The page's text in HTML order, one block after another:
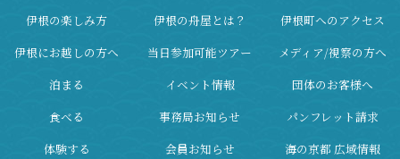
伊根の楽しみ方
伊根にお越しの方へ
泊まる
食べる
体験する
伊根の舟屋とは？
当日参加可能ツアー
イベント情報
事務局お知らせ
会員お知らせ
伊根町へのアクセス
メディア/視察の方へ
団体のお客様へ
パンフレット請求
海の京都 広域情報